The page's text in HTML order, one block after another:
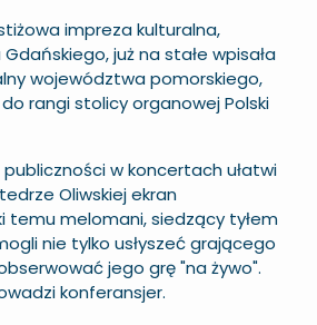
impreza kulturalna,
już na stałe wpisała
województwa pomorskiego,
rangi stolicy organowej Polski
w koncertach ułatwi
Oliwskiej ekran
temu melomani, siedzący tyłem
nie tylko usłyszeć grającego
jego grę "na żywo".
konferansjer.